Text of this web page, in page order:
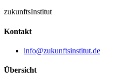
zukunftsInstitut
Kontakt
info@zukunftsinstitut.de
Übersicht